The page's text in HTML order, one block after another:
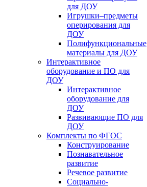
для ДОУ
Игрушки–предметы
оперирования для
ДОУ
Полифункциональные
материалы для ДОУ
Интерактивное
оборудование и ПО для
ДОУ
Интерактивное
оборудование для
ДОУ
Развивающие ПО для
ДОУ
Комплекты по ФГОС
Конструирование
Познавательное
развитие
Речевое развитие
Социально-